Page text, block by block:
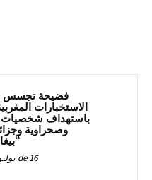
فضيحة تجسس
الاستخبارات
باستهداف شخصيات
وصحراوية
16 de يوليو de 2026